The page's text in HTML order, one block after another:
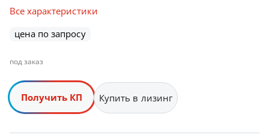
Все характеристики
цена по запросу
под заказ
Получить КП Купить в лизинг